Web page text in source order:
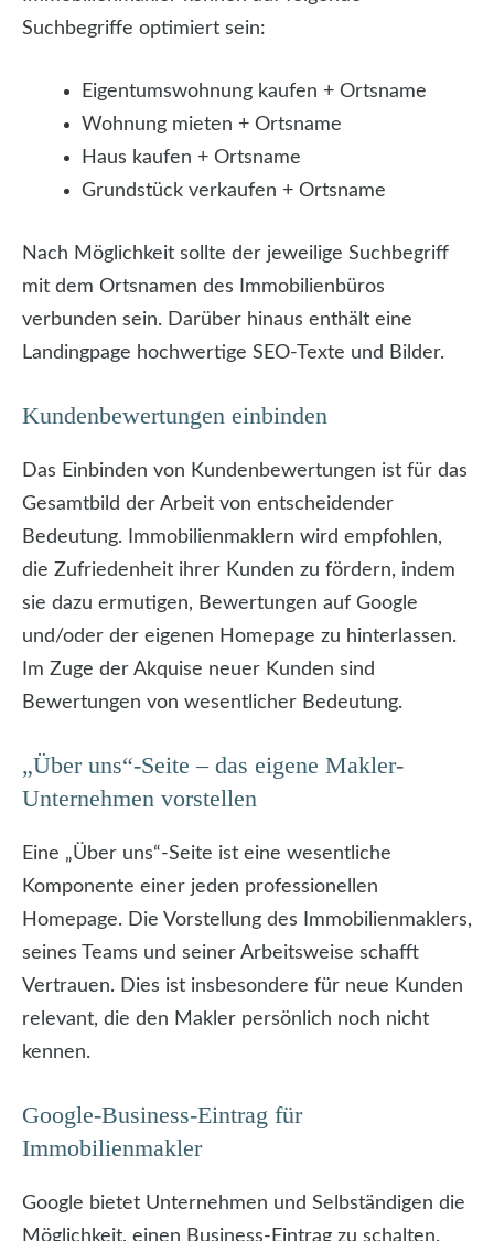
Suchbegriffe optimiert sein:
Eigentumswohnung kaufen + Ortsname
Wohnung mieten + Ortsname
Haus kaufen + Ortsname
Grundstück verkaufen + Ortsname
Nach Möglichkeit sollte der jeweilige Suchbegriff
mit dem Ortsnamen des Immobilienbüros
verbunden sein. Darüber hinaus enthält eine
Landingpage hochwertige SEO-Texte und Bilder.
Kundenbewertungen einbinden
Das Einbinden von Kundenbewertungen ist für das
Gesamtbild der Arbeit von entscheidender
Bedeutung. Immobilienmaklern wird empfohlen,
die Zufriedenheit ihrer Kunden zu fördern, indem
sie dazu ermutigen, Bewertungen auf Google
und/oder der eigenen Homepage zu hinterlassen.
Im Zuge der Akquise neuer Kunden sind
Bewertungen von wesentlicher Bedeutung.
„Über uns“-Seite – das eigene Makler-
Unternehmen vorstellen
Eine „Über uns“-Seite ist eine wesentliche
Komponente einer jeden professionellen
Homepage. Die Vorstellung des Immobilienmaklers,
seines Teams und seiner Arbeitsweise schafft
Vertrauen. Dies ist insbesondere für neue Kunden
relevant, die den Makler persönlich noch nicht
kennen.
Google-Business-Eintrag für
Immobilienmakler
Google bietet Unternehmen und Selbständigen die
Möglichkeit, einen Business-Eintrag zu schalten.